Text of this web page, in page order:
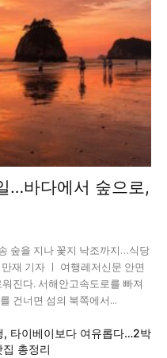
…바다에서 숲으로,
숲을 지나 꽃지 낙조까지…식당
만재 기자 ㅣ 여행레저신문 안면
진다. 서해안고속도로를 빠져
건너면 섬의 북쪽에서...
, 타이베이보다 여유롭다…2박
집 총정리